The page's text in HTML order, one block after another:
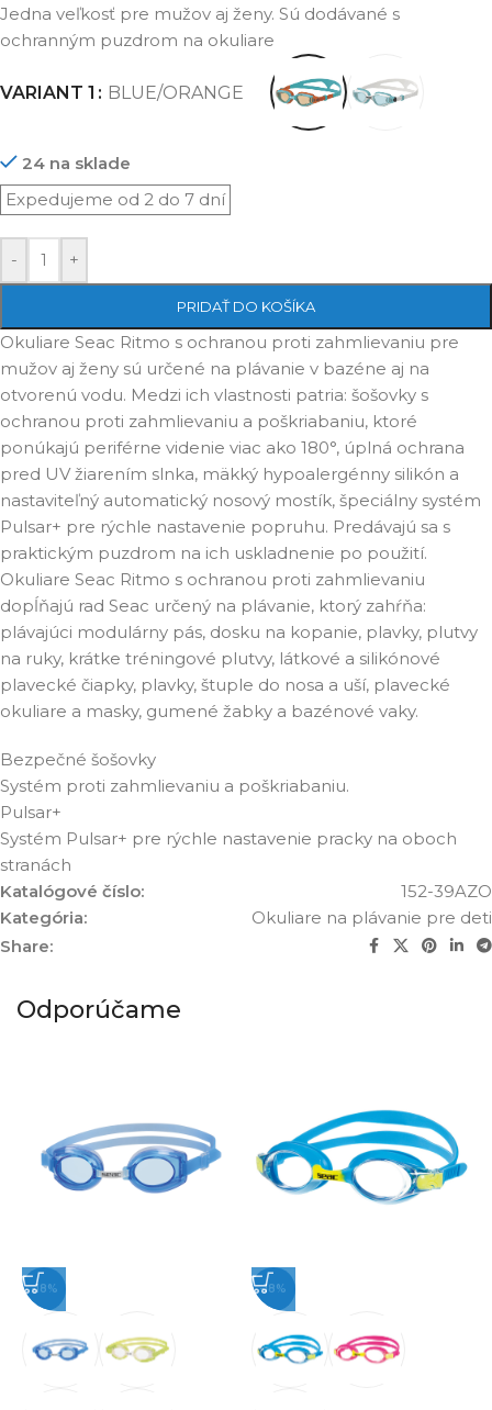
Jedna veľkosť pre mužov aj ženy. Sú dodávané s
ochranným puzdrom na okuliare
VARIANT 1 BLUE/ORANGE
24 na sklade
- +
PRIDAŤ DO KOŠÍKA
Okuliare Seac Ritmo s ochranou proti zahmlievaniu pre
mužov aj ženy sú určené na plávanie v bazéne aj na
otvorenú vodu. Medzi ich vlastnosti patria: šošovky s
ochranou proti zahmlievaniu a poškriabaniu, ktoré
ponúkajú periférne videnie viac ako 180°, úplná ochrana
pred UV žiarením slnka, mäkký hypoalergénny silikón a
nastaviteľný automatický nosový mostík, špeciálny systém
Pulsar+ pre rýchle nastavenie popruhu. Predávajú sa s
praktickým puzdrom na ich uskladnenie po použití.
Okuliare Seac Ritmo s ochranou proti zahmlievaniu
dopĺňajú rad Seac určený na plávanie, ktorý zahŕňa:
plávajúci modulárny pás, dosku na kopanie, plavky, plutvy
na ruky, krátke tréningové plutvy, látkové a silikónové
plavecké čiapky, plavky, štuple do nosa a uší, plavecké
okuliare a masky, gumené žabky a bazénové vaky.
Bezpečné šošovky
Systém proti zahmlievaniu a poškriabaniu.
Pulsar+
Systém Pulsar+ pre rýchle nastavenie pracky na oboch
stranách
Katalógové číslo:
152-39AZO
Kategória:
Okuliare na plávanie pre deti
Share:
Odporúčame
-18% -18%